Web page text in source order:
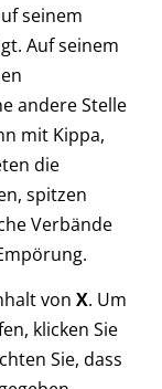
seinem
Auf seinem
andere Stelle
mit Kippa,
die
spitzen
Verbände
von X. Um
klicken Sie
Sie, dass